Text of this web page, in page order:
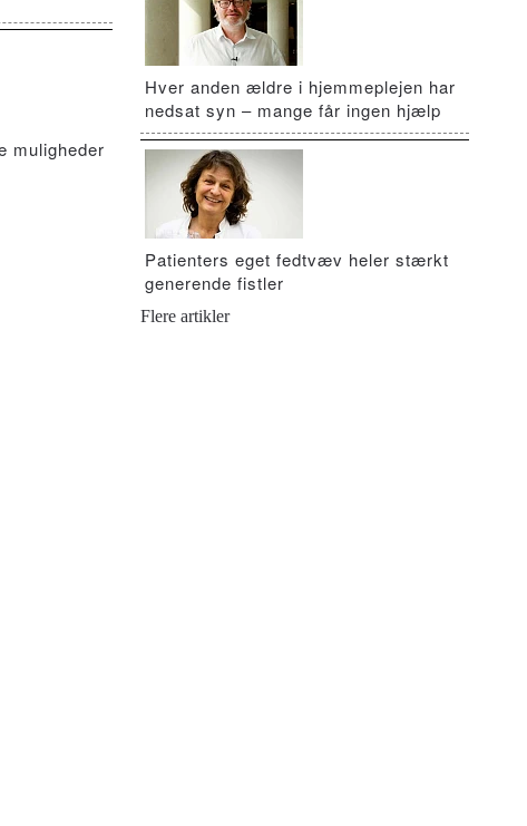
muligheder
Hver anden ældre i hjemmeplejen har
nedsat syn – mange får ingen hjælp
Patienters eget fedtvæv heler stærkt
generende fistler
Flere artikler